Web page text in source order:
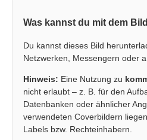
Was kannst du mit dem
Du kannst dieses Bild
Netzwerken, Messengern oder
Hinweis: Eine Nutzung zu
nicht erlaubt – z. B. für den
Datenbanken oder ähnlicher
verwendeten Coverbildern
Labels bzw. Rechteinhabern.